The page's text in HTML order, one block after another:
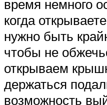
время немного
когда
нужно быть
чтобы не
открываем
держаться
возможность